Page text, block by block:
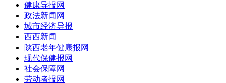
健康导报网
政法新闻网
城市经济导报
西西新闻
陕西老年健康报网
现代保健报网
社会保障网
劳动者报网